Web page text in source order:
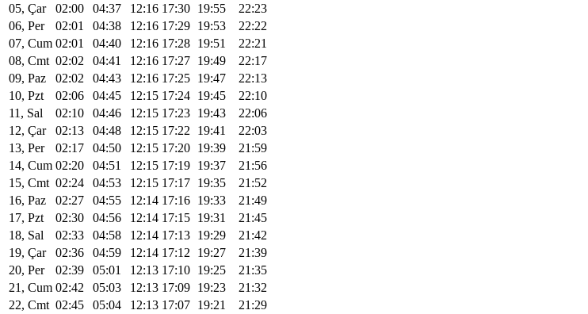
05, Çar
02:00 04:37 12:16 17:30 19:55
22:23
06, Per
02:01 04:38 12:16 17:29 19:53
22:22
07, Cum 02:01 04:40 12:16 17:28 19:51
22:21
08, Cmt 02:02 04:41 12:16 17:27 19:49
22:17
09, Paz
02:02 04:43 12:16 17:25 19:47
22:13
10, Pzt
02:06 04:45 12:15 17:24 19:45
22:10
11, Sal
02:10 04:46 12:15 17:23 19:43
22:06
12, Çar
02:13 04:48 12:15 17:22 19:41
22:03
13, Per
02:17 04:50 12:15 17:20 19:39
21:59
14, Cum 02:20 04:51 12:15 17:19 19:37
21:56
15, Cmt 02:24 04:53 12:15 17:17 19:35
21:52
16, Paz
02:27 04:55 12:14 17:16 19:33
21:49
17, Pzt
02:30 04:56 12:14 17:15 19:31
21:45
18, Sal
02:33 04:58 12:14 17:13 19:29
21:42
19, Çar
02:36 04:59 12:14 17:12 19:27
21:39
20, Per
02:39 05:01 12:13 17:10 19:25
21:35
21, Cum 02:42 05:03 12:13 17:09 19:23
21:32
22, Cmt 02:45 05:04 12:13 17:07 19:21
21:29